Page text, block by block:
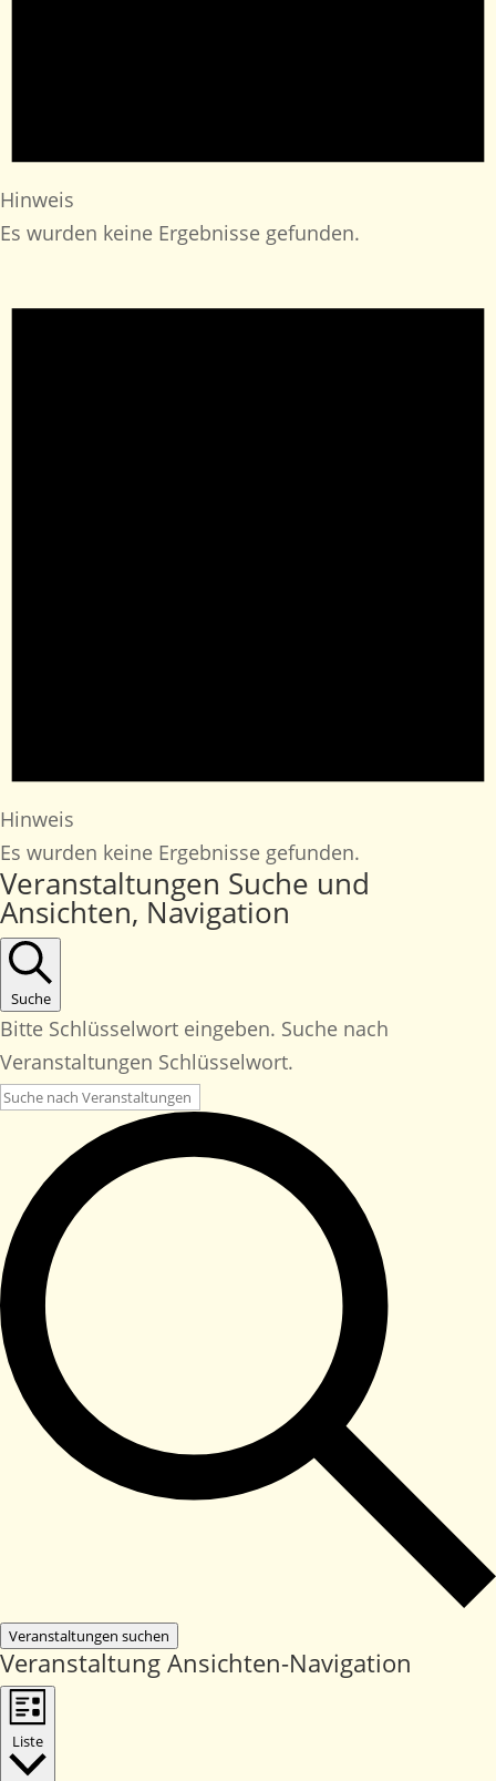
Hinweis
Es wurden keine Ergebnisse gefunden.
Hinweis
Es wurden keine Ergebnisse gefunden.
Veranstaltungen Suche und
Ansichten, Navigation
Suche
Bitte Schlüsselwort eingeben. Suche nach
Veranstaltungen Schlüsselwort.
Veranstaltungen suchen
Veranstaltung Ansichten-Navigation
Liste